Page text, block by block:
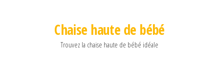
Chaise haute de bébé
Trouvez la chaise haute de bébé idéale